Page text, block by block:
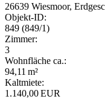
26639 Wiesmoor,
Objekt-ID:
849 (849/1)
Zimmer:
3
Wohnfläche ca.:
94,11 m²
Kaltmiete:
1.140,00 EUR